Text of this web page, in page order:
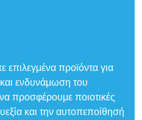
επιλεγμένα προϊόντα για
και ενδυνάμωση του
προσφέρουμε ποιοτικές
και την αυτοπεποίθησή